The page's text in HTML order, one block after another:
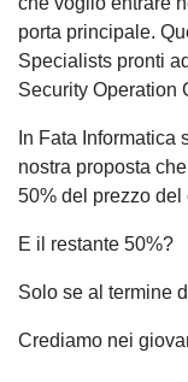
porta principale.
Specialists pronti
Security Operation
In Fata
nostra proposta
50% del prezzo del
E il restante 50%?
Solo se al termine
Crediamo nei